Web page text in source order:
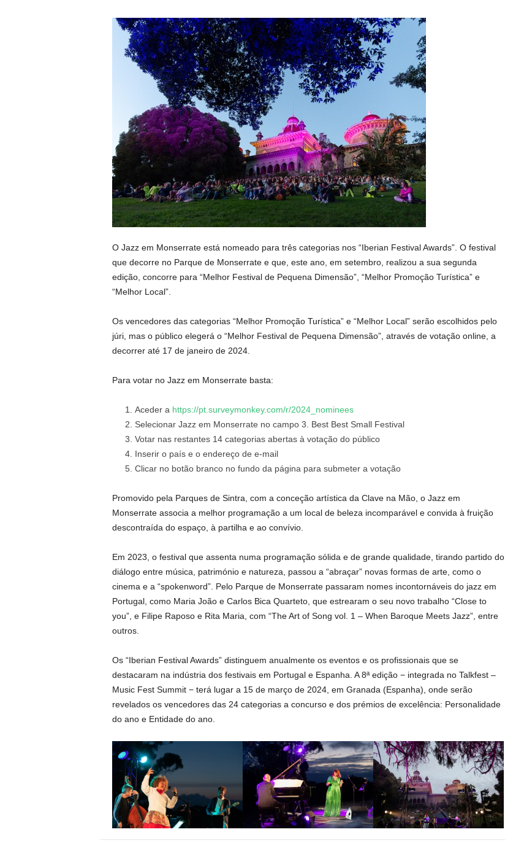
O Jazz em Monserrate está nomeado para três categorias nos “Iberian Festival Awards”. O festival
que decorre no Parque de Monserrate e que, este ano, em setembro, realizou a sua segunda
edição, concorre para “Melhor Festival de Pequena Dimensão”, “Melhor Promoção Turística” e
“Melhor Local”.
Os vencedores das categorias “Melhor Promoção Turística” e “Melhor Local” serão escolhidos pelo
júri, mas o público elegerá o “Melhor Festival de Pequena Dimensão”, através de votação online, a
decorrer até 17 de janeiro de 2024.
Para votar no Jazz em Monserrate basta:
Aceder a https://pt.surveymonkey.com/r/2024_nominees
Selecionar Jazz em Monserrate no campo 3. Best Best Small Festival
Votar nas restantes 14 categorias abertas à votação do público
Inserir o país e o endereço de e-mail
Clicar no botão branco no fundo da página para submeter a votação
Promovido pela Parques de Sintra, com a conceção artística da Clave na Mão, o Jazz em
Monserrate associa a melhor programação a um local de beleza incomparável e convida à fruição
descontraída do espaço, à partilha e ao convívio.
Em 2023, o festival que assenta numa programação sólida e de grande qualidade, tirando partido do
diálogo entre música, património e natureza, passou a “abraçar” novas formas de arte, como o
cinema e a “spokenword”. Pelo Parque de Monserrate passaram nomes incontornáveis do jazz em
Portugal, como Maria João e Carlos Bica Quarteto, que estrearam o seu novo trabalho “Close to
you”, e Filipe Raposo e Rita Maria, com “The Art of Song vol. 1 – When Baroque Meets Jazz”, entre
outros.
Os “Iberian Festival Awards” distinguem anualmente os eventos e os profissionais que se
destacaram na indústria dos festivais em Portugal e Espanha. A 8ª edição − integrada no Talkfest –
Music Fest Summit − terá lugar a 15 de março de 2024, em Granada (Espanha), onde serão
revelados os vencedores das 24 categorias a concurso e dos prémios de excelência: Personalidade
do ano e Entidade do ano.